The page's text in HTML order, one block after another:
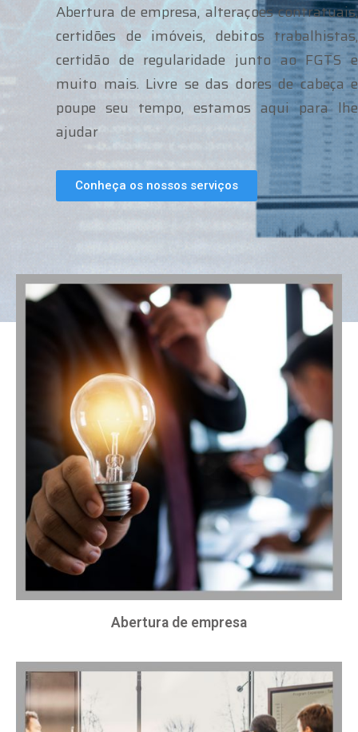
Abertura de empresa, alteraçoes contratuais,
certidões de imóveis, debitos trabalhistas,
certidão de regularidade junto ao FGTS e
muito mais. Livre se das dores de cabeça e
poupe seu tempo, estamos aqui para lhe
ajudar
Conheça os nossos serviços
Abertura de empresa